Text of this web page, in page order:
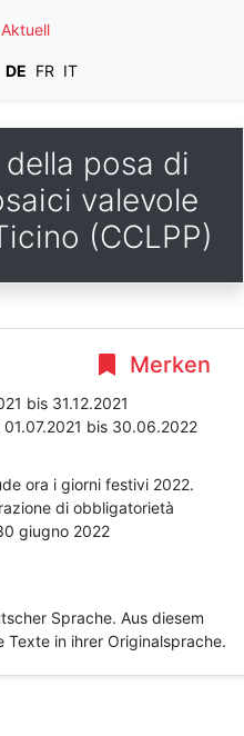
Aktuell
DE FR IT
posa di
valevole
(CCLPP)
Merken
bis 31.12.2021
bis 30.06.2022
ora i giorni festivi 2022.
di obbligatorietà
giugno 2022
Sprache. Aus diesem
in ihrer Originalsprache.